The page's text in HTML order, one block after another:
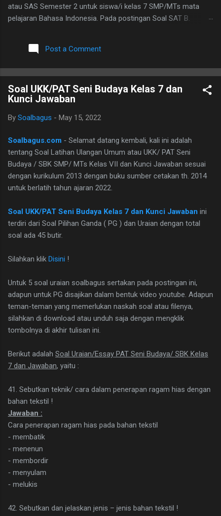
atau SAS Semester 2 untuk siswa/i kelas 7 SMP/MTs mata
pelajaran Bahasa Indonesia. Pada postingan Soal SAT B.
Semoga soalnya bisa sama atau paling tidak menyerupai atau
sebagai patokan dalam mengerjakan soal-soal mengingat
B. Ind Kelas 7 ini terdiri dari 25 butir soal, 20 pilihan ganda dan 5
essay. Berikut adalah kunci jawaban yg dimaksud, adapun
naskah soalnya silahkan di download saja pada tautan dibawah
ini. I. PILIHAN GANDA 1. D 2. A 3. C 4. B 5. B 6. B 7. C 8. A 9. D
II.URAIAN 1. Judul Berita, Teras Berita, dan Isi Berita 2. Judul
buku, nama pembuat buku dan logo penerbit 3. a.
mengungkapkan perasaan, b. menyampaikan i...
Post a Comment
Soal UKK/PAT Seni Budaya Kelas 7 dan
Kunci Jawaban
By Soalbagus - May 15, 2022
Soalbagus.com - Selamat datang kembali, kali ini adalah
tentang Soal Latihan Ulangan Umum atau UKK/ PAT Seni
Budaya / SBK SMP/ MTs Kelas VII dan Kunci Jawaban sesuai
dengan kurikulum 2013 dengan buku sumber cetakan th. 2014
untuk berlatih tahun ajaran 2022.
Soal UKK/PAT Seni Budaya Kelas 7 dan Kunci Jawaban ini
terdiri dari Soal Pilihan Ganda ( PG ) dan Uraian dengan total
soal ada 45 butir.
Silahkan klik Disini !
Untuk 5 soal uraian soalbagus sertakan pada postingan ini,
adapun untuk PG disajikan dalam bentuk video youtube. Adapun
teman-teman yang memerlukan naskah soal atau filenya,
silahkan di download atau unduh saja dengan mengklik
tombolnya di akhir tulisan ini.
Berikut adalah Soal Uraian/Essay PAT Seni Budaya/ SBK Kelas
7 dan Jawaban, yaitu :
41. Sebutkan teknik/ cara dalam penerapan ragam hias dengan
bahan tekstil !
Jawaban :
Cara penerapan ragam hias pada bahan tekstil
- membatik
- menenun
- membordir
- menyulam
- melukis
42. Sebutkan dan jelaskan jenis – jenis bahan tekstil !